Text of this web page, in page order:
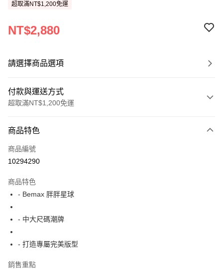
超取滿NT$1,200免運
NT$2,880
請選擇商品選項
付款與運送方式
超取滿NT$1,200免運
信用卡一次付款
超商取貨付款
Apple Pay
街口支付
AFTEE先享後付
相關說明
商品特色
商品編號
10294290
商品特色
- Bemax 胖胖星球
- 中大尺碼潮牌
- 打造專屬完美版型
銷售重點